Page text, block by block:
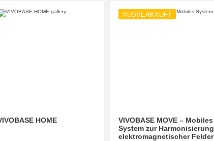
HOME
AUSVERKAUFT
VIVOBASE MOVE – Mobiles
System zur Harmonisierung
elektromagnetischer Felder